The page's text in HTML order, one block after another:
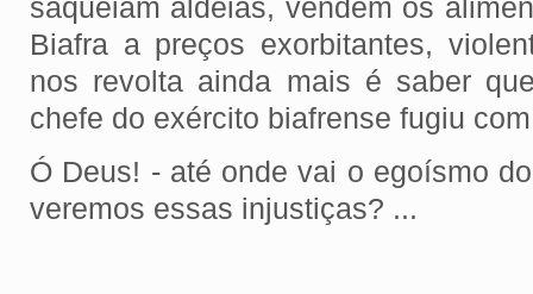
saqueiam aldeias, vendem os
Biafra a preços exorbitantes,
nos revolta ainda mais é saber
chefe do exército biafrense fugiu
Ó Deus! - até onde vai o egoísmo
veremos essas injustiças? ...